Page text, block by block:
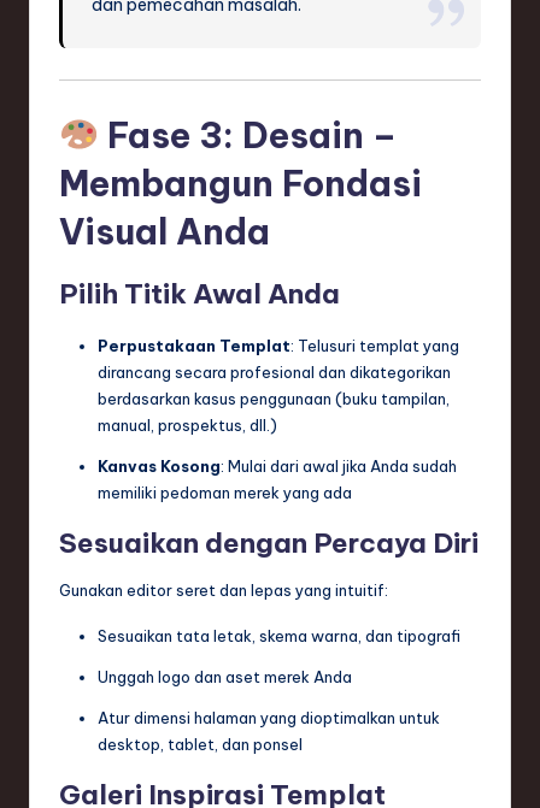
dan pemecahan masalah.
Fase 3: Desain –
Membangun Fondasi
Visual Anda
Pilih Titik Awal Anda
Perpustakaan Templat: Telusuri templat yang
dirancang secara profesional dan dikategorikan
berdasarkan kasus penggunaan (buku tampilan,
manual, prospektus, dll.)
Kanvas Kosong: Mulai dari awal jika Anda sudah
memiliki pedoman merek yang ada
Sesuaikan dengan Percaya Diri
Gunakan editor seret dan lepas yang intuitif:
Sesuaikan tata letak, skema warna, dan tipografi
Unggah logo dan aset merek Anda
Atur dimensi halaman yang dioptimalkan untuk
desktop, tablet, dan ponsel
Galeri Inspirasi Templat